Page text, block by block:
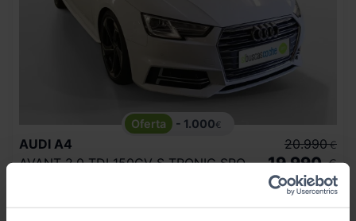
- 1.000€
AUDI A4
AVANT 2.0 TDI 150CV S TRONIC SPORT EDIT
20.990 €
19.990 €